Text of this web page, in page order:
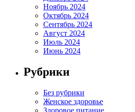
Ноябрь 2024
Октябрь 2024
Сентябрь 2024
Август 2024
Июль 2024
Июнь 2024
Рубрики
Без рубрики
Женское здоровье
Здоровое питание